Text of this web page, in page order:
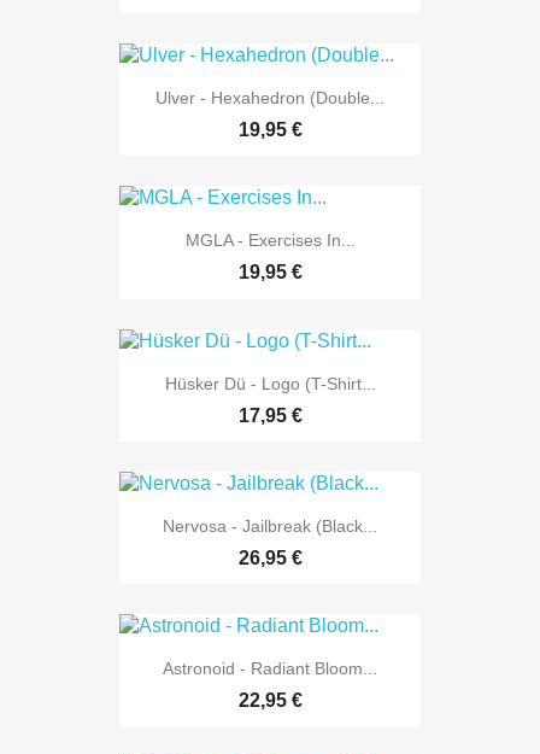
Ulver - Hexahedron (Double...
19,95 €
MGLA - Exercises In...
19,95 €
Hüsker Dü - Logo (T-Shirt...
17,95 €
Nervosa - Jailbreak (Black...
26,95 €
Astronoid - Radiant Bloom...
22,95 €